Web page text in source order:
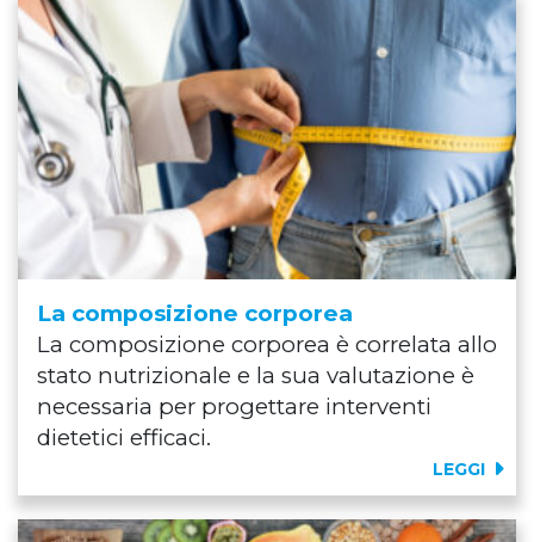
La composizione corporea
La composizione corporea è correlata allo
stato nutrizionale e la sua valutazione è
necessaria per progettare interventi
dietetici efficaci.
LEGGI